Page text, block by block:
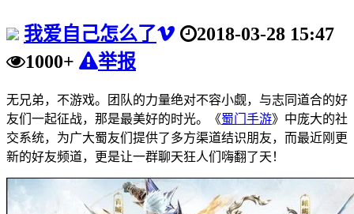
我爱自己怎么了
2018-03-28 15:47
1000+
举报
无兄弟，不游戏。团队的力量绝对不容小觑，与志同道合的好
友们一起征战，那是最美好的时光。《蜀门手游》中庞大的社
交系统，为广大蜀友们提供了多方渠道结识朋友，而最近刚更
新的好友频道，更是让一群聊天狂人们嗨翻了天！